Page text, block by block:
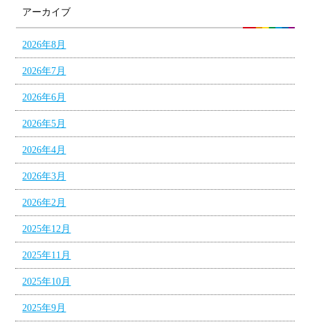
アーカイブ
2026年8月
2026年7月
2026年6月
2026年5月
2026年4月
2026年3月
2026年2月
2025年12月
2025年11月
2025年10月
2025年9月